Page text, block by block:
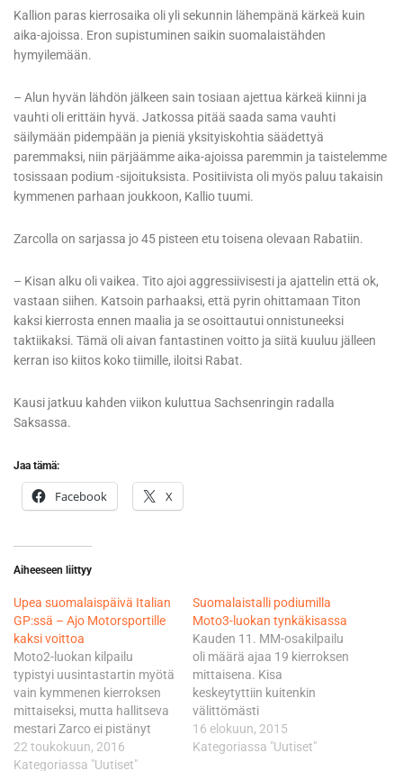
Kallion paras kierrosaika oli yli sekunnin lähempänä kärkeä kuin
aika-ajoissa. Eron supistuminen saikin suomalaistähden
hymyilemään.
– Alun hyvän lähdön jälkeen sain tosiaan ajettua kärkeä kiinni ja
vauhti oli erittäin hyvä. Jatkossa pitää saada sama vauhti
säilymään pidempään ja pieniä yksityiskohtia säädettyä
paremmaksi, niin pärjäämme aika-ajoissa paremmin ja taistelemme
tosissaan podium -sijoituksista. Positiivista oli myös paluu takaisin
kymmenen parhaan joukkoon, Kallio tuumi.
Zarcolla on sarjassa jo 45 pisteen etu toisena olevaan Rabatiin.
– Kisan alku oli vaikea. Tito ajoi aggressiivisesti ja ajattelin että ok,
vastaan siihen. Katsoin parhaaksi, että pyrin ohittamaan Titon
kaksi kierrosta ennen maalia ja se osoittautui onnistuneeksi
taktiikaksi. Tämä oli aivan fantastinen voitto ja siitä kuuluu jälleen
kerran iso kiitos koko tiimille, iloitsi Rabat.
Kausi jatkuu kahden viikon kuluttua Sachsenringin radalla
Saksassa.
Jaa tämä:
Facebook X
Aiheeseen liittyy
Upea suomalaispäivä Italian
GP:ssä – Ajo Motorsportille
kaksi voittoa
Moto2-luokan kilpailu
typistyi uusintastartin myötä
vain kymmenen kierroksen
mittaiseksi, mutta hallitseva
mestari Zarco ei pistänyt
kiivasta sprinttikisaa
pahakseen, päinvastoin.
22 toukokuun, 2016
Kategoriassa "Uutiset"
Suomalaistalli podiumilla
Moto3-luokan tynkäkisassa
Kauden 11. MM-osakilpailu
oli määrä ajaa 19 kierroksen
mittaisena. Kisa
keskeytyttiin kuitenkin
välittömästi
avauskierroksella kahden
peräkkäisen joukkokolarin
16 elokuun, 2015
Kategoriassa "Uutiset"